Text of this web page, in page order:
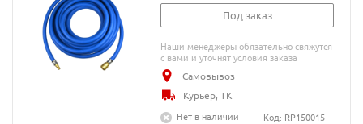
Под заказ
Наши менеджеры обязательно свяжутся
с вами и уточнят условия заказа
Самовывоз
Курьер, ТК
Нет в наличии
Код: RP150015